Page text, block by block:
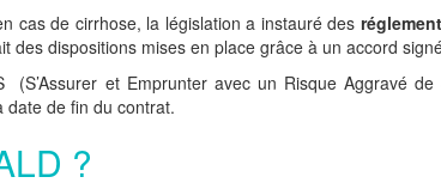
cas de cirrhose, la législation a instauré des
des dispositions mises en place grâce à un accord
(S’Assurer et Emprunter avec un Risque Aggravé
date de fin du contrat.
?